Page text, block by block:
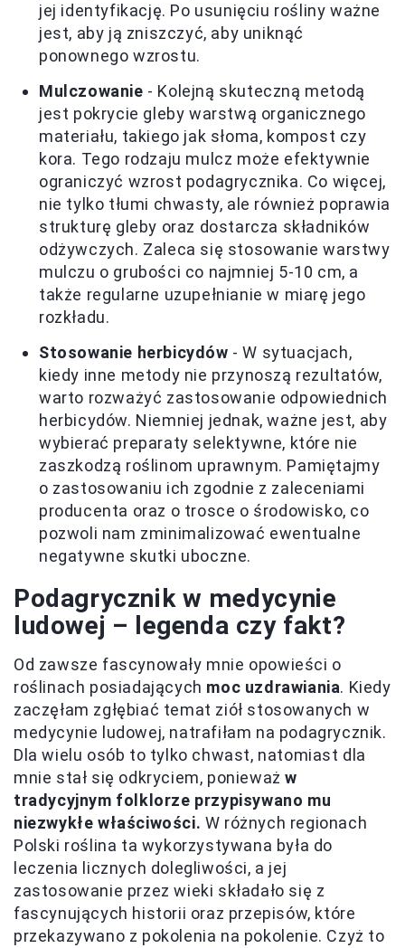
jej identyfikację. Po usunięciu rośliny ważne
jest, aby ją zniszczyć, aby uniknąć
ponownego wzrostu.
Mulczowanie - Kolejną skuteczną metodą
jest pokrycie gleby warstwą organicznego
materiału, takiego jak słoma, kompost czy
kora. Tego rodzaju mulcz może efektywnie
ograniczyć wzrost podagrycznika. Co więcej,
nie tylko tłumi chwasty, ale również poprawia
strukturę gleby oraz dostarcza składników
odżywczych. Zaleca się stosowanie warstwy
mulczu o grubości co najmniej 5-10 cm, a
także regularne uzupełnianie w miarę jego
rozkładu.
Stosowanie herbicydów - W sytuacjach,
kiedy inne metody nie przynoszą rezultatów,
warto rozważyć zastosowanie odpowiednich
herbicydów. Niemniej jednak, ważne jest, aby
wybierać preparaty selektywne, które nie
zaszkodzą roślinom uprawnym. Pamiętajmy
o zastosowaniu ich zgodnie z zaleceniami
producenta oraz o trosce o środowisko, co
pozwoli nam zminimalizować ewentualne
negatywne skutki uboczne.
Podagrycznik w medycynie
ludowej – legenda czy fakt?
Od zawsze fascynowały mnie opowieści o
roślinach posiadających moc uzdrawiania. Kiedy
zaczęłam zgłębiać temat ziół stosowanych w
medycynie ludowej, natrafiłam na podagrycznik.
Dla wielu osób to tylko chwast, natomiast dla
mnie stał się odkryciem, ponieważ w
tradycyjnym folklorze przypisywano mu
niezwykłe właściwości. W różnych regionach
Polski roślina ta wykorzystywana była do
leczenia licznych dolegliwości, a jej
zastosowanie przez wieki składało się z
fascynujących historii oraz przepisów, które
przekazywano z pokolenia na pokolenie. Czyż to